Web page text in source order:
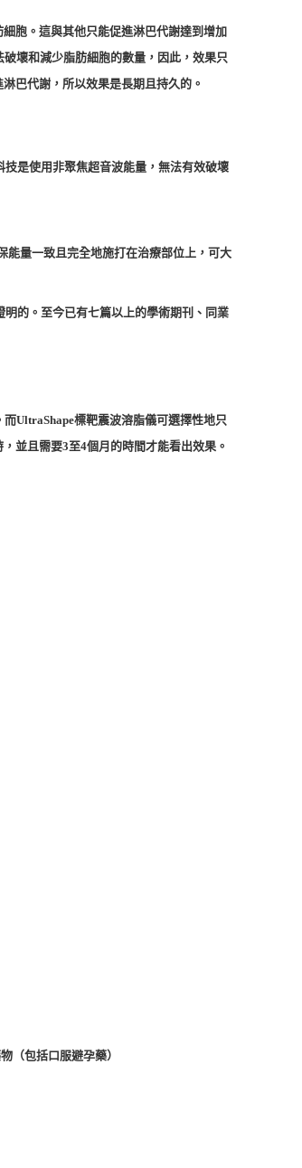
胞。這與其他只能促進淋巴代謝達到增加
壞和減少脂肪細胞的數量，因此，效果只
巴代謝，所以效果是長期且持久的。
是使用非聚焦超音波能量，無法有效破壞
量一致且完全地施打在治療部位上，可大
的。至今已有七篇以上的學術期刊、同業
UltraShape標靶震波溶脂儀可選擇性地只
並且需要3至4個月的時間才能看出效果。
（包括口服避孕藥）